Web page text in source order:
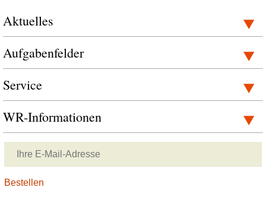
Aktuelles
Aufgabenfelder
Service
WR-Informationen